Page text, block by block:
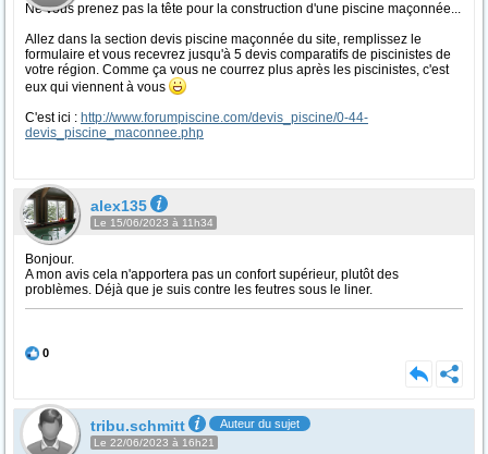
Ne vous prenez pas la tête pour la construction d'une piscine maçonnée...
Allez dans la section devis piscine maçonnée du site, remplissez le
formulaire et vous recevrez jusqu'à 5 devis comparatifs de piscinistes de
votre région. Comme ça vous ne courrez plus après les piscinistes, c'est
eux qui viennent à vous
C'est ici : http://www.forumpiscine.com/devis_piscine/0-44-
devis_piscine_maconnee.php
alex135
Le 15/06/2023 à 11h34
Bonjour.
A mon avis cela n'apportera pas un confort supérieur, plutôt des
problèmes. Déjà que je suis contre les feutres sous le liner.
0
tribu.schmitt Auteur du sujet
Le 22/06/2023 à 16h21